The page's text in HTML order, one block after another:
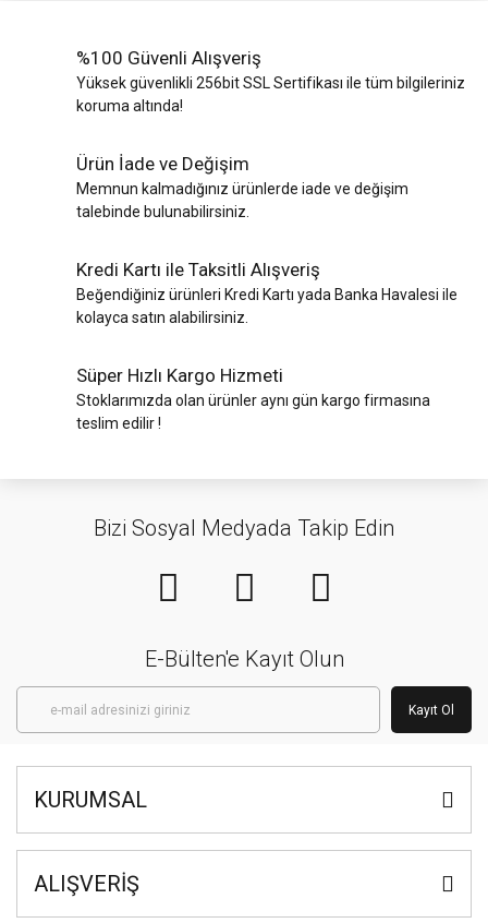
%100 Güvenli Alışveriş
Yüksek güvenlikli 256bit SSL Sertifikası ile tüm bilgileriniz
koruma altında!
Ürün İade ve Değişim
Memnun kalmadığınız ürünlerde iade ve değişim
talebinde bulunabilirsiniz.
Kredi Kartı ile Taksitli Alışveriş
Beğendiğiniz ürünleri Kredi Kartı yada Banka Havalesi ile
kolayca satın alabilirsiniz.
Süper Hızlı Kargo Hizmeti
Stoklarımızda olan ürünler aynı gün kargo firmasına
teslim edilir !
Bizi Sosyal Medyada Takip Edin
E-Bülten'e Kayıt Olun
Kayıt Ol
KURUMSAL
ALIŞVERİŞ